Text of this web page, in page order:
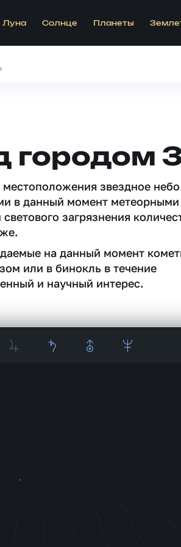
Луна Солнце Планеты
городом
звездное
в данный момент метеорными
загрязнения
на данный момент
или в бинокль в течение
и научный интерес.